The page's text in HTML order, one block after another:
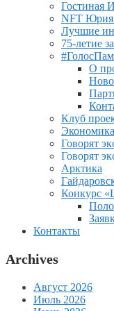
Гостиная
NFT Юрия
Лучшие
75-летие
О
Клуб
Говорят
Говорят
Арктика
Конкурс
Контакты
Archives
Август 2026
Июль 2026